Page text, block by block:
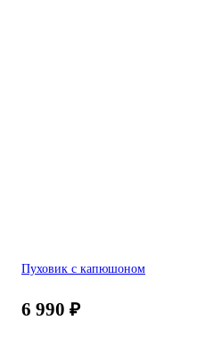
Пуховик с капюшоном
6 990 ₽